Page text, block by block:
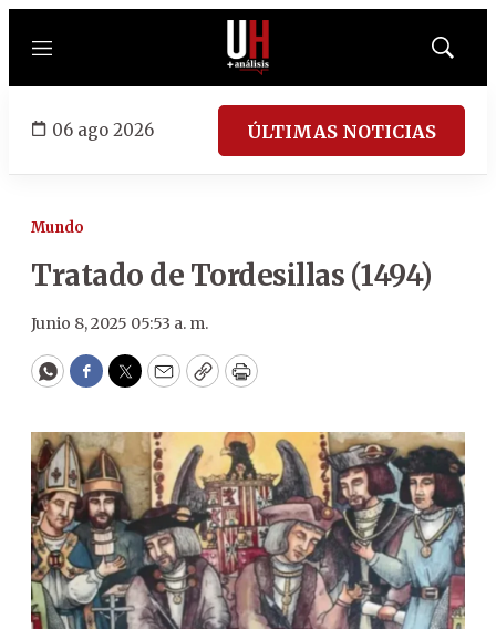
Menú
Mostrar
06 ago 2026 ÚLTIMAS NOTICIAS
Mundo
Tratado de Tordesillas (1494)
Junio 8, 2025 05:53 a. m.
WhatsApp
Facebook
Twitter
EmailCopyPrint